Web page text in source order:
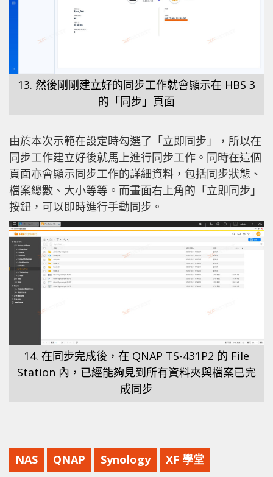
13. 然後剛剛建立好的同步工作就會顯示在 HBS 3
的「同步」頁面
由於本次示範在設定時勾選了「立即同步」，所以在
同步工作建立好後就馬上進行同步工作。同時在這個
頁面亦會顯示同步工作的詳細資料，包括同步狀態、
檔案總數、大小等等。而畫面右上角的「立即同步」
按鈕，可以即時進行手動同步。
14. 在同步完成後，在 QNAP TS-431P2 的 File
Station 內，已經能夠見到所有資料夾與檔案已完
成同步
NAS QNAP Synology XF 學堂